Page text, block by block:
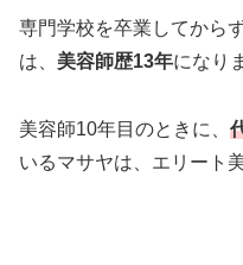
専門学校を卒業してから
は、 美容師歴13年になり
美容師10年目のときに、
いるマサヤは、エリート